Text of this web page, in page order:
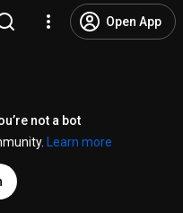
Open App
not a bot
Learn more